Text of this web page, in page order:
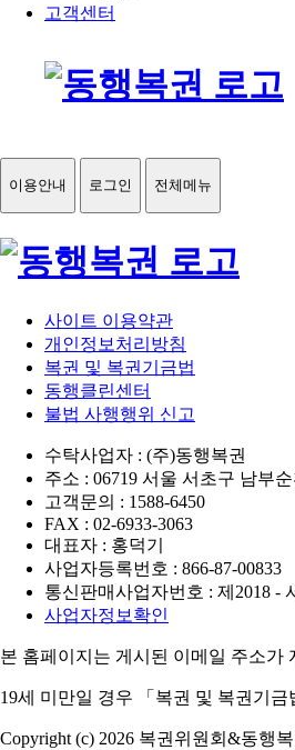
고객센터
이용안내 로그인 전체메뉴
사이트 이용약관
개인정보처리방침
복권 및 복권기금법
동행클린센터
불법 사행행위 신고
수탁사업자 : (주)동행복권
주소 : 06719 서울 서초구 남부
고객문의 : 1588-6450
FAX : 02-6933-3063
대표자 : 홍덕기
사업자등록번호 : 866-87-00833
통신판매사업자번호 : 제2018 -
사업자정보확인
본 홈페이지는 게시된 이메일 주소가
19세 미만일 경우 「복권 및 복권기
Copyright (c) 2026 복권위원회&동행복